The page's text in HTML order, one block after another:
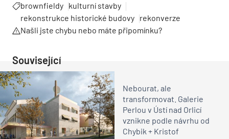
brownfieldy kulturní stavby
rekonstrukce historické budovy rekonverze
Našli jste chybu nebo máte připomínku?
Související
Nebourat, ale
transformovat. Galerie
Perlou v Ústí nad Orlicí
vznikne podle návrhu od
Chybik + Kristof